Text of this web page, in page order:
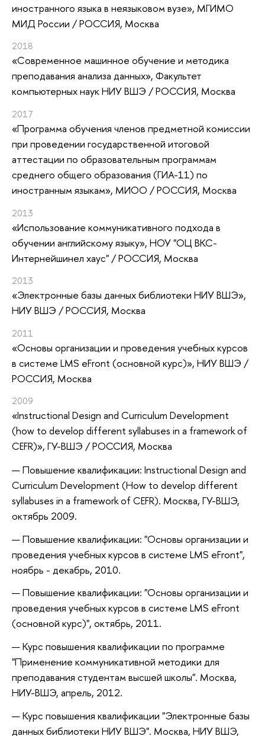
иностранного языка в неязыковом вузе», МГИМО
МИД России / РОССИЯ, Москва
2018
«Современное машинное обучение и методика
преподавания анализа данных», Факультет
компьютерных наук НИУ ВШЭ / РОССИЯ, Москва
2017
«Программа обучения членов предметной комиссии
при проведении государственной итоговой
аттестации по образовательным программам
среднего общего образования (ГИА-11) по
иностранным языкам», МИОО / РОССИЯ, Москва
2013
«Использование коммуникативного подхода в
обучении английскому языку», НОУ "ОЦ ВКС-
Интернейшинел хаус" / РОССИЯ, Москва
2013
«Электронные базы данных библиотеки НИУ ВШЭ»,
НИУ ВШЭ / РОССИЯ, Москва
2011
«Основы организации и проведения учебных курсов
в системе LMS eFront (основной курс)», НИУ ВШЭ /
РОССИЯ, Москва
2009
«Instructional Design and Curriculum Development
(how to develop different syllabuses in a framework of
CEFR)», ГУ-ВШЭ / РОССИЯ, Москва
Повышение квалификации: Instructional Design and
Curriculum Development (How to develop different
syllabuses in a framework of CEFR). Москва, ГУ-ВШЭ,
октябрь 2009.
Повышение квалификации: "Основы организации и
проведения учебных курсов в системе LMS eFront",
ноябрь - декабрь, 2010.
Повышение квалификации: "Основы организации и
проведения учебных курсов в системе LMS eFront
(основной курс)", октябрь, 2011.
Курс повышения квалификации по программе
"Применение коммуникативной методики для
преподавания студентам высшей школы". Москва,
НИУ-ВШЭ, апрель, 2012.
Курс повышения квалификации "Электронные базы
данных библиотеки НИУ ВШЭ". Москва, НИУ ВШЭ,